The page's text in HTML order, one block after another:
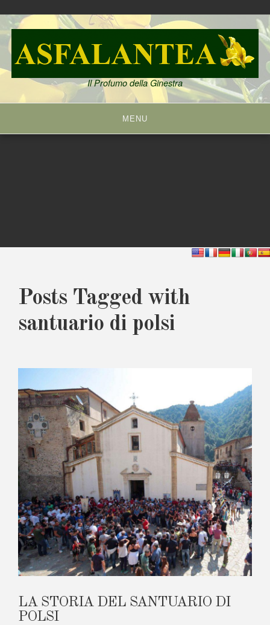
Skip
to
content
Il Profumo della Ginestra
MENU
Posts Tagged with
santuario di polsi
LA STORIA DEL SANTUARIO DI
POLSI